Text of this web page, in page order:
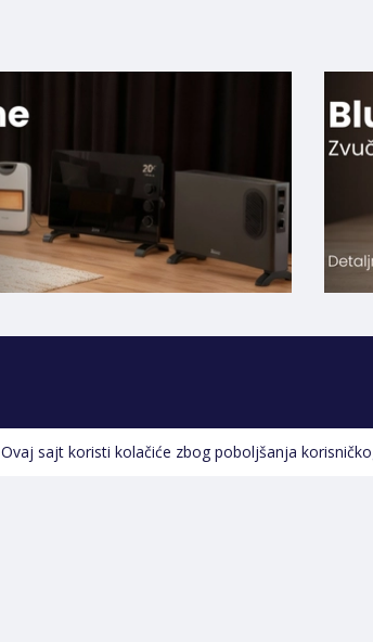
Ovaj sajt koristi kolačiće zbog poboljšanja